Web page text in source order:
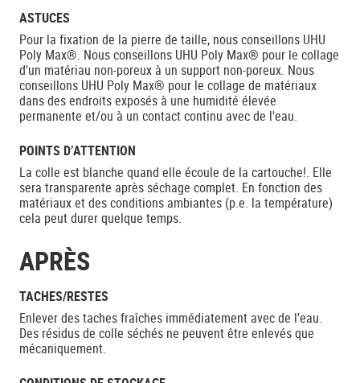
ASTUCES
Pour la fixation de la pierre de taille, nous conseillons UHU
Poly Max®. Nous conseillons UHU Poly Max® pour le collage
d'un matériau non-poreux à un support non-poreux. Nous
conseillons UHU Poly Max® pour le collage de matériaux
dans des endroits exposés à une humidité élevée
permanente et/ou à un contact continu avec de l'eau.
POINTS D’ATTENTION
La colle est blanche quand elle écoule de la cartouche!. Elle
sera transparente après séchage complet. En fonction des
matériaux et des conditions ambiantes (p.e. la température)
cela peut durer quelque temps.
APRÈS
TACHES/RESTES
Enlever des taches fraîches immédiatement avec de l'eau.
Des résidus de colle séchés ne peuvent être enlevés que
mécaniquement.